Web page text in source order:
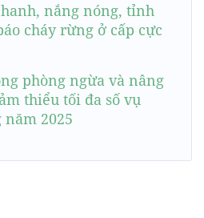
nắng nóng, tỉnh
cháy rừng ở cấp cực
phòng ngừa và nâng
thiểu tối đa số vụ
2025